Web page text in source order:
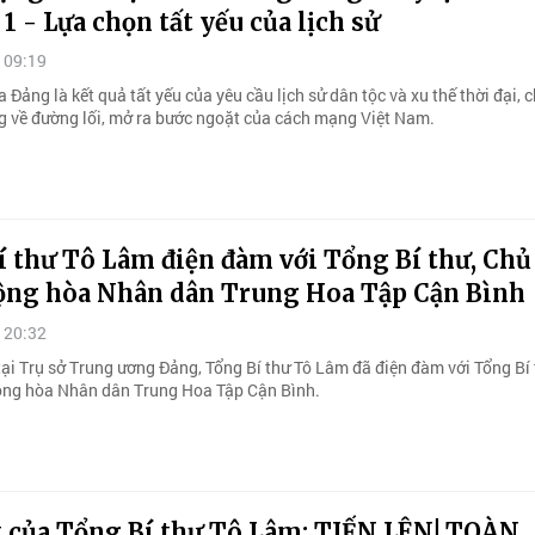
- Lựa chọn tất yếu của lịch sử
Đảng là kết quả tất yếu của yêu cầu lịch sử dân tộc và xu thế thời đại,
về đường lối, mở ra bước ngoặt của cách mạng Việt Nam.
thư Tô Lâm điện đàm với Tổng Bí thư,
hòa Nhân dân Trung Hoa Tập Cận Bình
Trụ sở Trung ương Đảng, Tổng Bí thư Tô Lâm đã điện đàm với Tổng Bí
hòa Nhân dân Trung Hoa Tập Cận Bình.